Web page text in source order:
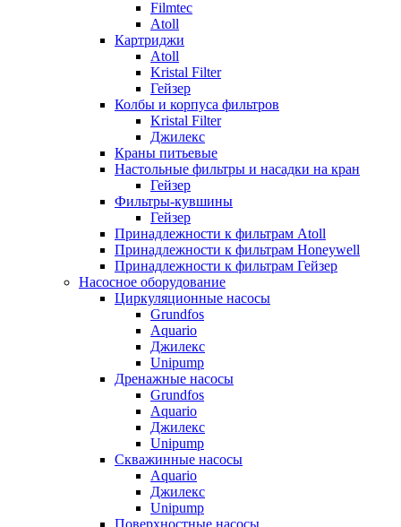
Filmtec
Atoll
Картриджи
Atoll
Kristal Filter
Гейзер
Колбы и корпуса фильтров
Kristal Filter
Джилекс
Краны питьевые
Настольные фильтры и насадки на кран
Гейзер
Фильтры-кувшины
Гейзер
Принадлежности к фильтрам Atoll
Принадлежности к фильтрам Honeywell
Принадлежности к фильтрам Гейзер
Насосное оборудование
Циркуляционные насосы
Grundfos
Aquario
Джилекс
Unipump
Дренажные насосы
Grundfos
Aquario
Джилекс
Unipump
Скважинные насосы
Aquario
Джилекс
Unipump
Поверхностные насосы